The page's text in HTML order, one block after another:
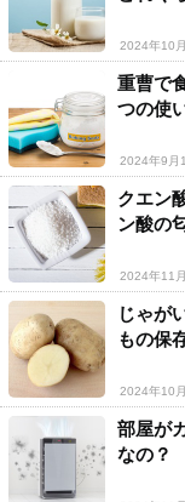
2024年10
重曹で
つの使
2024年9月
クエン
ン酸の
2024年11
じゃが
もの保
2024年10
部屋が
なの？